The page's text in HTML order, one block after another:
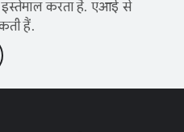
करता है. एआई से
हैं.